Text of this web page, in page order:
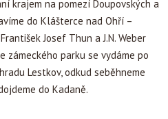
krajem na pomezí Doupovských a
do Klášterce nad Ohří –
Josef Thun a J.N. Weber
zámeckého parku se vydáme po
Lestkov, odkud seběhneme
do Kadaně.